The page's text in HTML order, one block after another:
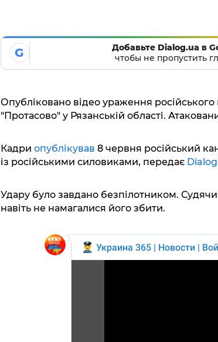
G
Добавьте Dialog.ua в
чтобы не пропустить
Опубліковано відео ураження
"Протасово" у Рязанській області.
Кадри опублікував 8 червня російський
із російськими силовиками, передає
Удару було завдано безпілотником. Судячи
навіть не намагалися його збити.